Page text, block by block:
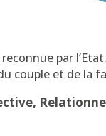
par
couple et de la